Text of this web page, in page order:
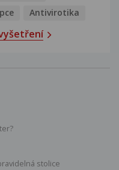
Antivirotika
stolice